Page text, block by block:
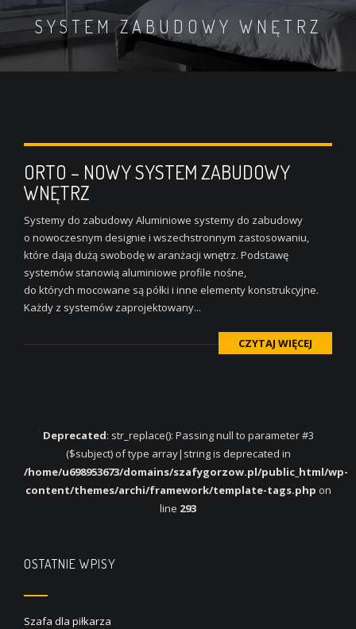
SYSTEM ZABUDOWY WNĘTRZ
ORTO – NOWY SYSTEM ZABUDOWY
WNĘTRZ
Systemy do zabudowy Aluminiowe systemy do zabudowy
o nowoczesnym designie i wszechstronnym zastosowaniu,
które dają dużą swobodę w aranżacji wnętrz. Podstawę
systemów stanowią aluminiowe profile nośne,
do których mocowane są półki i inne elementy konstrukcyjne.
Każdy z systemów zaprojektowany...
CZYTAJ WIĘCEJ
Deprecated: str_replace(): Passing null to parameter #3
($subject) of type array|string is deprecated in
/home/u698953673/domains/szafygorzow.pl/public_html/wp-
content/themes/archi/framework/template-tags.php on
line 293
OSTATNIE WPISY
Szafa dla piłkarza